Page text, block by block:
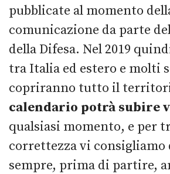
pubblicate al momento
comunicazione da parte
della Difesa. Nel 2019
tra Italia ed estero e molti
copriranno tutto il
calendario potrà subire
qualsiasi momento, e per
correttezza vi consigliamo
sempre, prima di partire,